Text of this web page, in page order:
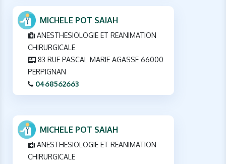
MICHELE POT SAIAH
ANESTHESIOLOGIE ET REANIMATION
CHIRURGICALE
83 RUE PASCAL MARIE AGASSE 66000
PERPIGNAN
0468562663
MICHELE POT SAIAH
ANESTHESIOLOGIE ET REANIMATION
CHIRURGICALE